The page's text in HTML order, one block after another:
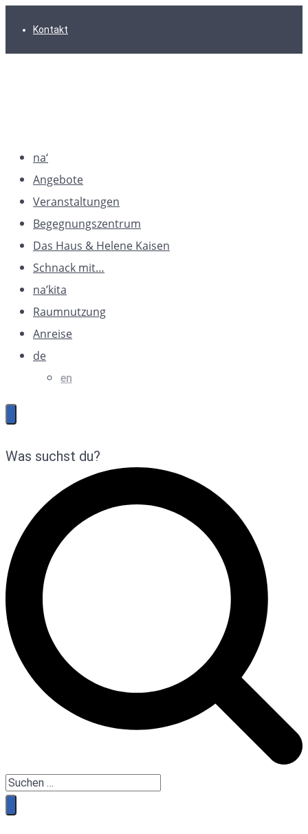
Hauptnavigation
Inhalt
FooterKontakt
na‘
Angebote
Veranstaltungen
Begegnungszentrum
Das Haus & Helene Kaisen
Schnack mit…
na’kita
Raumnutzung
Anreise
de
en
Was suchst du?